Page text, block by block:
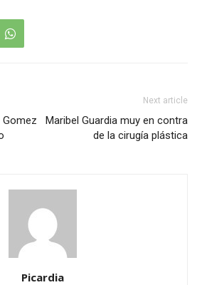
Gomez
Next article
Maribel Guardia muy en contra
de la cirugía plástica
Picardia